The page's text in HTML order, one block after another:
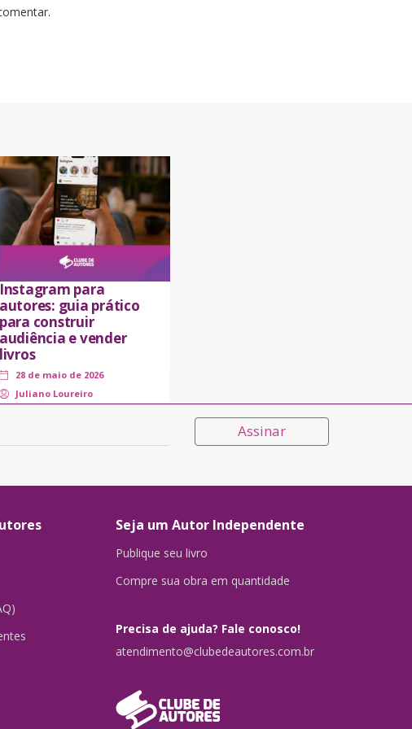
Instagram para
autores: guia prático
para construir
audiência e vender
livros
28 de maio de 2026
Juliano Loureiro
Assinar
Seja um Autor Independente
Publique seu livro
Compre sua obra em quantidade
Precisa de ajuda? Fale conosco!
atendimento@clubedeautores.com.br